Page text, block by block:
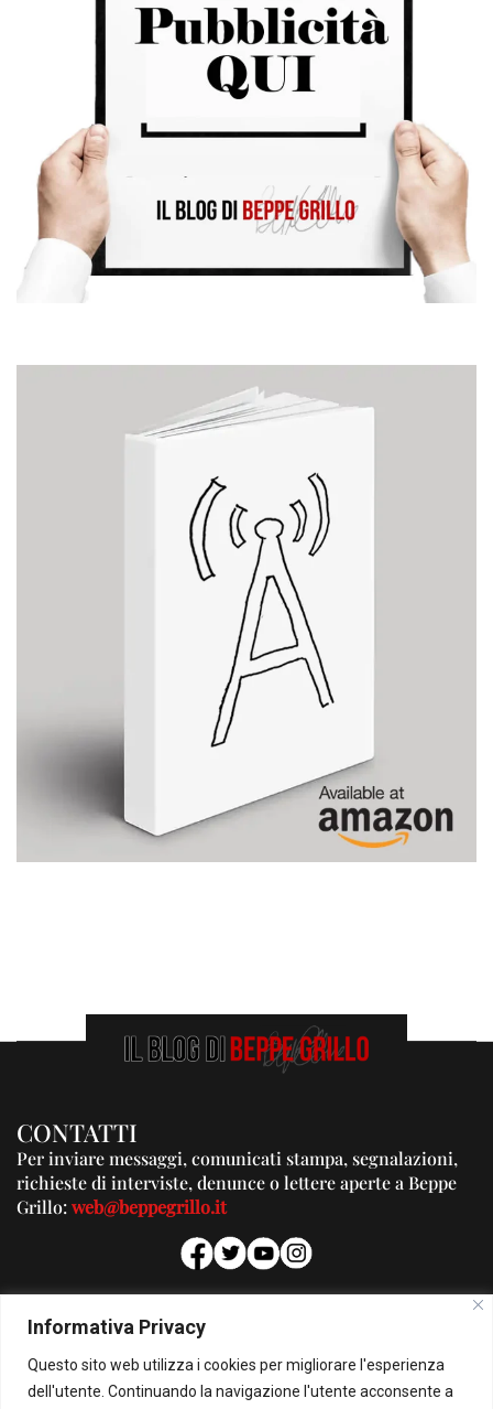
Informativa Privacy
Questo sito web utilizza i cookies per migliorare l'esperienza
dell'utente. Continuando la navigazione l'utente acconsente a
CONTATTI
Per inviare messaggi, comunicati stampa, segnalazioni,
richieste di interviste, denunce o lettere aperte a Beppe
Grillo:web@beppegrillo.it
PUBBLICITA'
Per la tua pubblicità su questo Blog:
pubblicita@beppegrillo.it